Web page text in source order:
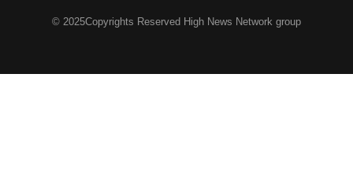
© 2025Copyrights Reserved High News Network group